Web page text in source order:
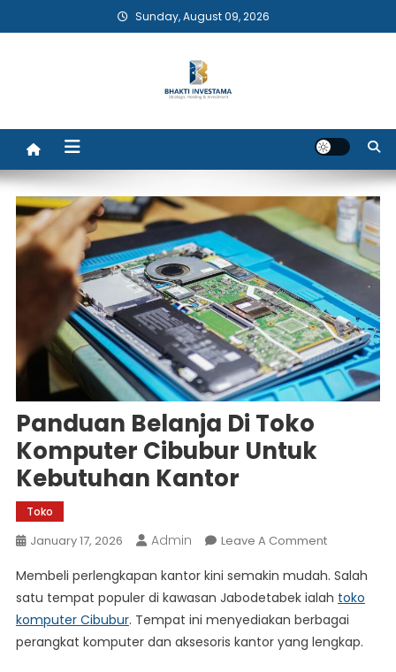
to
Sunday, August 09, 2026
Bhakti Investama
Panduan Belanja Di Toko
Komputer Cibubur Untuk
Kebutuhan Kantor
Toko
January 17, 2026 Admin Leave A CommentOn
Belanja
Di
Toko
Komputer
Membeli perlengkapan kantor kini semakin mudah. Salah
satu tempat populer di kawasan Jabodetabek ialah toko
komputer Cibubur. Tempat ini menyediakan berbagai
perangkat komputer dan aksesoris kantor yang lengkap.